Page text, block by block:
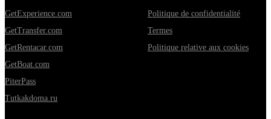
GetExperience.com
GetTransfer.com
GetRentacar.com
GetBoat.com
PiterPass
Tutkakdoma.ru
Politique de confidentialité
Termes
Politique relative aux cookies